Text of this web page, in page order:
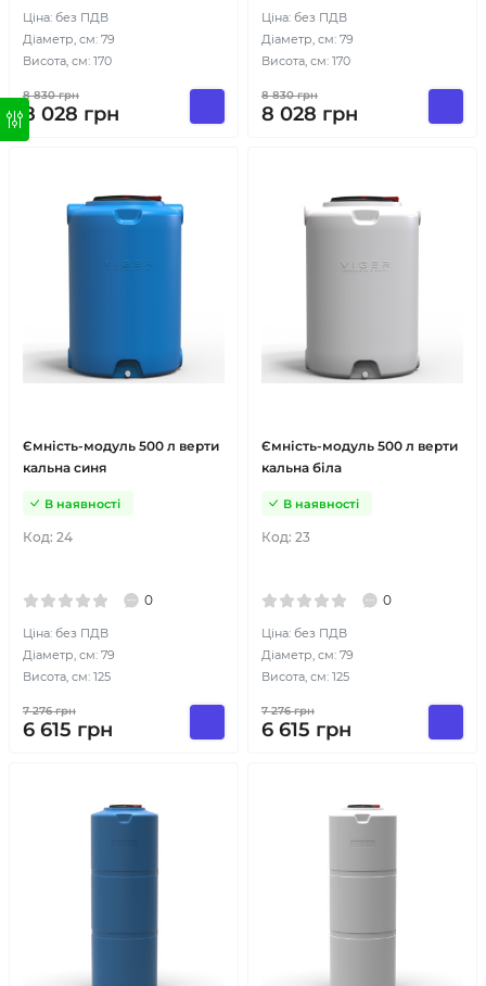
Ціна: без ПДВ
Діаметр, см: 79
Висота, см: 170
8 830грн
8 028 грн
Ціна: без ПДВ
Діаметр, см: 79
Висота, см: 170
8 830грн
8 028 грн
Ємність-модуль 500 л верти
кальна синя
Код: 24
В наявності
0
Ціна: без ПДВ
Діаметр, см: 79
Висота, см: 125
7 276грн
6 615 грн
Ємність-модуль 500 л верти
кальна біла
Код: 23
В наявності
0
Ціна: без ПДВ
Діаметр, см: 79
Висота, см: 125
7 276грн
6 615 грн